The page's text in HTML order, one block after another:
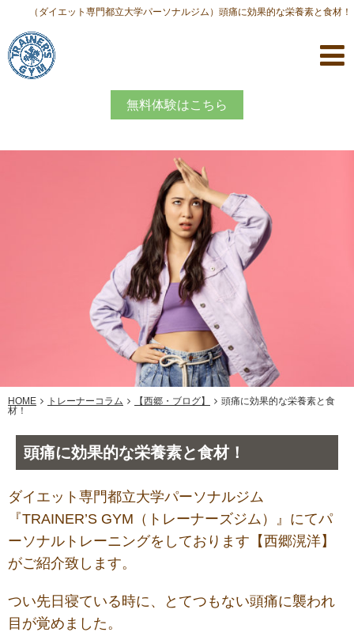
（ダイエット専門都立大学パーソナルジム）頭痛に効果的な栄養素と食材！
無料体験はこちら
HOME トレーナーコラム 【西郷・ブログ】
頭痛に効果的な栄養素と食
材！
頭痛に効果的な栄養素と食材！
ダイエット専門都立大学パーソナルジム
『TRAINER’S GYM（トレーナーズジム）』にてパ
ーソナルトレーニングをしております【西郷滉洋】
がご紹介致します。
つい先日寝ている時に、とてつもない頭痛に襲われ
目が覚めました。